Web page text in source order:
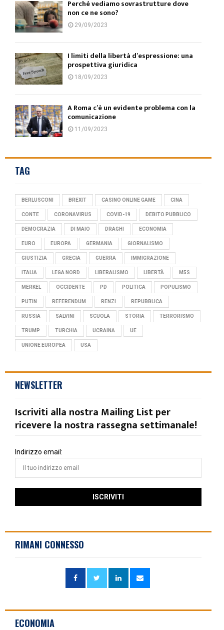
Perché vediamo sovrastrutture dove
non ce ne sono?
29/09/2023
I limiti della libertà d’espressione: una
prospettiva giuridica
18/09/2023
A Roma c’è un evidente problema con la
comunicazione
11/09/2023
TAG
BERLUSCONI BREXIT CASINO ONLINE GAME CINA
CONTE CORONAVIRUS COVID-19 DEBITO PUBBLICO
DEMOCRAZIA DI MAIO DRAGHI ECONOMIA
EURO EUROPA GERMANIA GIORNALISMO
GIUSTIZIA GRECIA GUERRA IMMIGRAZIONE
ITALIA LEGA NORD LIBERALISMO LIBERTÀ M5S
MERKEL OCCIDENTE PD POLITICA POPULISMO
PUTIN REFERENDUM RENZI REPUBBLICA
RUSSIA SALVINI SCUOLA STORIA TERRORISMO
TRUMP TURCHIA UCRAINA UE
UNIONE EUROPEA USA
NEWSLETTER
Iscriviti alla nostra Mailing List per
ricevere la nostra rassegna settimanale!
Indirizzo email:
RIMANI CONNESSO
ECONOMIA